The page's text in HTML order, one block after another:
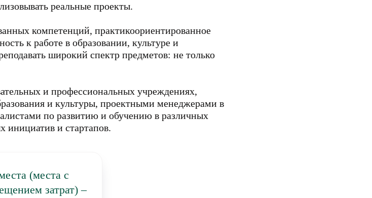
реальные проекты.
компетенций, практикоориентированное
к работе в образовании, культуре и
широкий спектр предметов: не только
и профессиональных учреждениях,
и культуры, проектными менеджерами в
по развитию и обучению в различных
инициатив и стартапов.
(места с
затрат) –